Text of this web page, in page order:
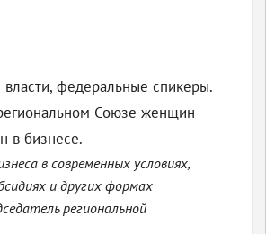
федеральные спикеры.
Союзе женщин
в бизнесе.
в современных условиях,
и других формах
региональной